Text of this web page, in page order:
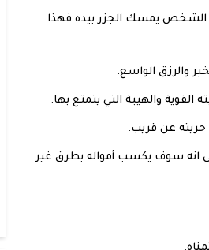
الشخص يمسك الجزر بيده فهذا
والرزق الواسع.
والهيبة التي يتمتع بها.
حريته عن قريب.
انه سوف يكسب أمواله بطرق غير